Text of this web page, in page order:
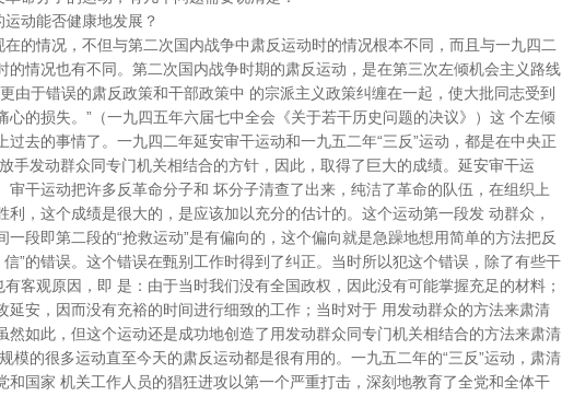
动能否健康地发展？
情况，不但与第二次国内战争中肃反运动时的情况根本不同，而且与一九四二
的情况也有不同。第二次国内战争时期的肃反运动，是在第三次左倾机会主义路线
由于错误的肃反政策和干部政策中 的宗派主义政策纠缠在一起，使大批同志受到
的损失。”（一九四五年六届七中全会《关于若干历史问题的决议》）这 个左倾
去的事情了。一九四二年延安审干运动和一九五二年“三反”运动，都是在中央正
手发动群众同专门机关相结合的方针，因此，取得了巨大的成绩。延安审干运
干运动把许多反革命分子和 坏分子清查了出来，纯洁了革命的队伍，在组织上
，这个成绩是很大的，是应该加以充分的估计的。这个运动第一段发 动群众，
段即第二段的“抢救运动”是有偏向的，这个偏向就是急躁地想用简单的方法把反
”的错误。这个错误在甄别工作时得到了纠正。当时所以犯这个错误，除了有些干
客观原因，即 是：由于当时我们没有全国政权，因此没有可能掌握充足的材料；
延安，因而没有充裕的时间进行细致的工作；当时对于 用发动群众的方法来肃清
然如此，但这个运动还是成功地创造了用发动群众同专门机关相结合的方法来肃清
模的很多运动直至今天的肃反运动都是很有用的。一九五二年的“三反”运动，肃清
和国家 机关工作人员的猖狂进攻以第一个严重打击，深刻地教育了全党和全体干